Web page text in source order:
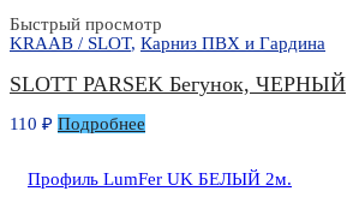
Быстрый просмотр
KRAAB / SLOT, Карниз ПВХ и Гардина
SLOTT PARSEK Бегунок, ЧЕРНЫЙ
110 ₽ Подробнее
Профиль LumFer UK БЕЛЫЙ 2м.